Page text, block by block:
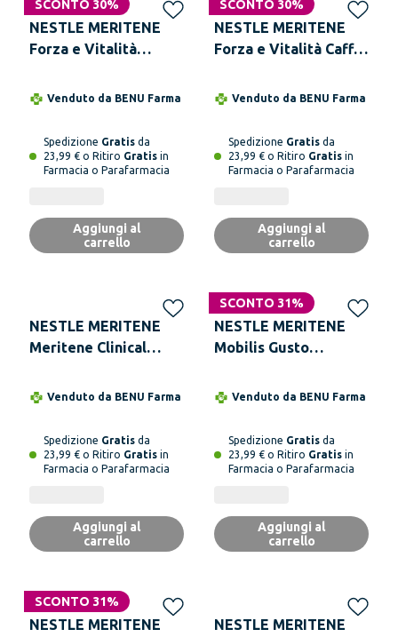
SCONTO 30%
NESTLE MERITENE
Forza e Vitalità
Venduto da BENU Farma
Spedizione Gratis da
23,99 € o Ritiro Gratis in
Farmacia o Parafarmacia
Aggiungi al
carrello
SCONTO 30%
NESTLE MERITENE
Forza e Vitalità Caffè
Venduto da BENU Farma
Spedizione Gratis da
23,99 € o Ritiro Gratis in
Farmacia o Parafarmacia
Aggiungi al
carrello
NESTLE MERITENE
Meritene Clinical
da 200 ml Alimento a
Venduto da BENU Farma
Spedizione Gratis da
23,99 € o Ritiro Gratis in
Farmacia o Parafarmacia
Aggiungi al
carrello
SCONTO 31%
NESTLE MERITENE
Mobilis Gusto
Da 22 g
Venduto da BENU Farma
Spedizione Gratis da
23,99 € o Ritiro Gratis in
Farmacia o Parafarmacia
Aggiungi al
carrello
SCONTO 31%
NESTLE MERITENE
NESTLE MERITENE